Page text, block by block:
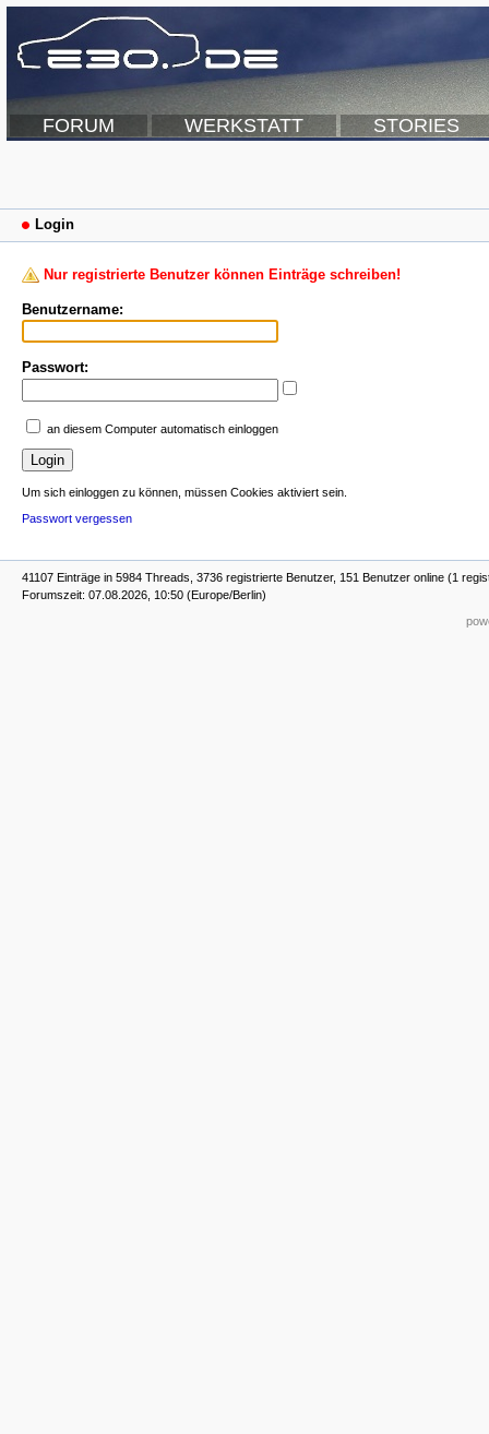
FORUM WERKSTATT STORIES
Login
Nur registrierte Benutzer können Einträge schreiben!
Benutzername:
Passwort:
an diesem Computer automatisch einloggen
Um sich einloggen zu können, müssen Cookies aktiviert sein.
Passwort vergessen
41107 Einträge in 5984 Threads, 3736 registrierte Benutzer, 151 Benutzer online (1
Forumszeit: 07.08.2026, 10:50 (Europe/Berlin)